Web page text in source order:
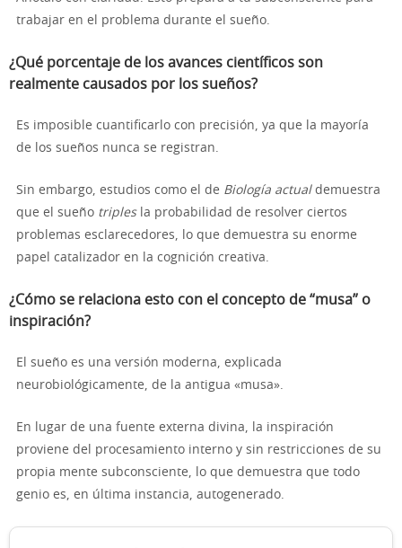
trabajar en el problema durante el sueño.
¿Qué porcentaje de los avances científicos son
realmente causados por los sueños?
Es imposible cuantificarlo con precisión, ya que la mayoría
de los sueños nunca se registran.
Sin embargo, estudios como el de Biología actualdemuestra
que el sueño triplesla probabilidad de resolver ciertos
problemas esclarecedores, lo que demuestra su enorme
papel catalizador en la cognición creativa.
¿Cómo se relaciona esto con el concepto de “musa” o
inspiración?
El sueño es una versión moderna, explicada
neurobiológicamente, de la antigua «musa».
En lugar de una fuente externa divina, la inspiración
proviene del procesamiento interno y sin restricciones de su
propia mente subconsciente, lo que demuestra que todo
genio es, en última instancia, autogenerado.